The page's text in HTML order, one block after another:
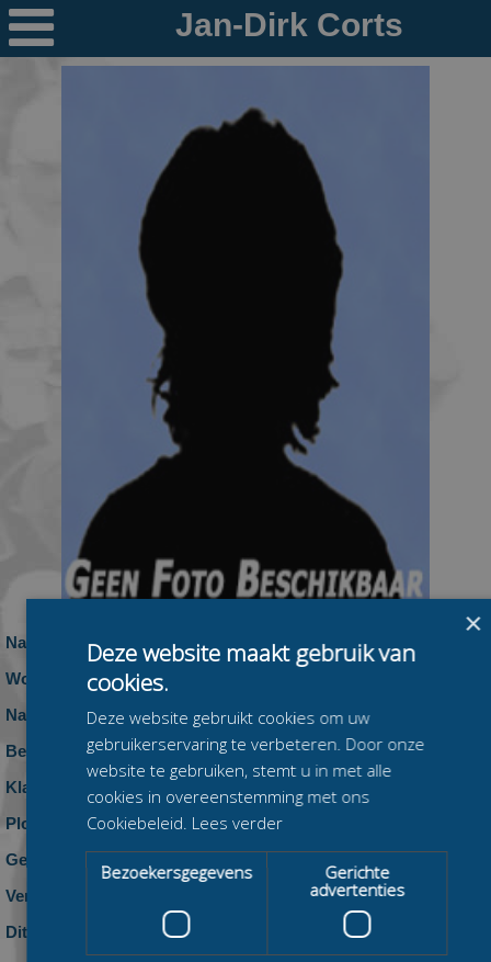

Nieuws
Schaatspeloton.nl
Naam:
Jan-Dirk Corts
Woonplaats:
Nationaliteit:
Nederland
Beennummer:
Klasse:
Ploeg:
geen ploeg
Geboren:
Vereniging:
Dit seizoen:
0 zeges, 0 podiumplaatsen en 0 top-10
×
Deze website maakt gebruik van
cookies.
Deze website gebruikt cookies om uw
gebruikerservaring te verbeteren. Door onze
website te gebruiken, stemt u in met alle
cookies in overeenstemming met ons
Cookiebeleid. Lees verder
Bezoekersgegevens
Gerichte
advertenties